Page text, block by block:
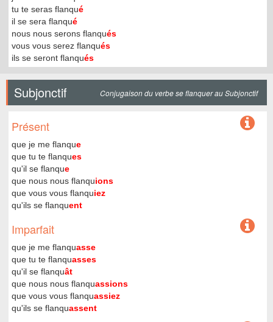
tu te seras flanqué
il se sera flanqué
nous nous serons flanqués
vous vous serez flanqués
ils se seront flanqués
Subjonctif Conjugaison du verbe se flanquer au Subjonctif
Présent
que je me flanque
que tu te flanques
qu'il se flanque
que nous nous flanquions
que vous vous flanquiez
qu'ils se flanquent
Imparfait
que je me flanquasse
que tu te flanquasses
qu'il se flanquât
que nous nous flanquassions
que vous vous flanquassiez
qu'ils se flanquassent